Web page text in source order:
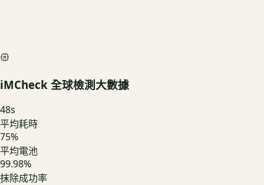
iMCheck 全球檢測大數據
48s
平均耗時
75%
平均電池
99.98%
抹除成功率